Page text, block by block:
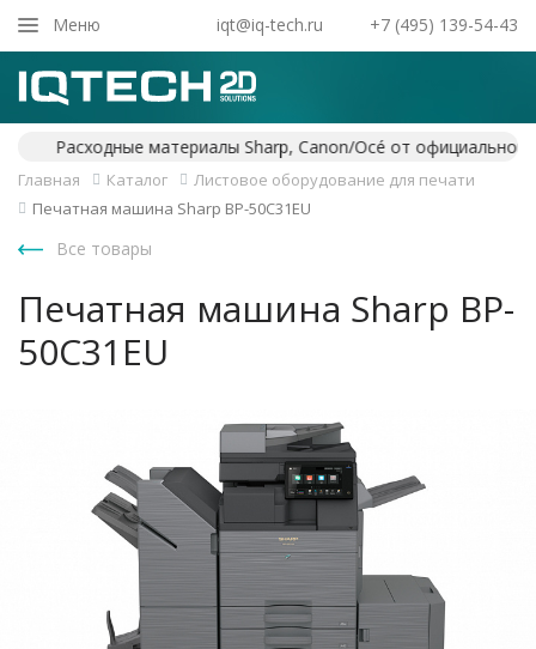
Меню
iqt@iq-tech.ru
+7 (495) 139-54-43
Главная Каталог
Листовое оборудование для печати
Печатная машина Sharp BP-50C31EU
Все товары
Печатная машина Sharp BP-
50C31EU